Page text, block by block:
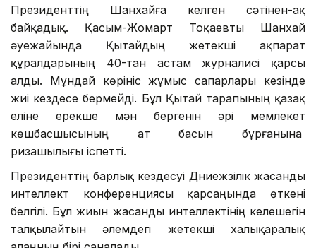
Президенттің Шанхайға келген сәтінен-ақ
байқадық. Қасым-Жомарт Тоқаевты Шанхай
әуежайында Қытайдың жетекші ақпарат
құралдарының 40-тан астам журналисі қарсы
алды. Мұндай көрініс жұмыс сапарлары кезінде
жиі кездесе бермейді. Бұл Қытай тарапының қазақ
еліне ерекше мән бергенін әрі мемлекет
көшбасшысының ат басын бұрғанына
ризашылығы іспетті.
Президенттің барлық кездесуі Дүниежүзілік жасанды
интеллект конференциясы қарсаңында өткені
белгілі. Бұл жиын жасанды интеллектінің келешегін
талқылайтын әлемдегі жетекші халықаралық